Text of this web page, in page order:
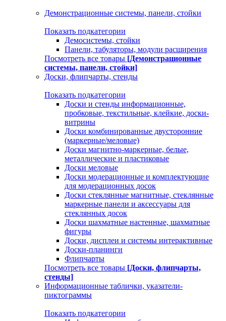
Демонстрационные системы, панели, стойки
Показать подкатегории
Демосистемы, стойки
Панели, табуляторы, модули расширения
Посмотреть все товары [Демонстрационные
системы, панели, стойки]
Доски, флипчарты, стенды
Показать подкатегории
Доски и стенды информационные,
пробковые, текстильные, клейкие, доски-
витрины
Доски комбинированные двусторонние
(маркерные/меловые)
Доски магнитно-маркерные, белые,
металлические и пластиковые
Доски меловые
Доски модерационные и комплектующие
для модерационных досок
Доски стеклянные магнитные, стеклянные
маркерные панели и аксессуары для
стеклянных досок
Доски шахматные настенные, шахматные
фигуры
Доски, дисплеи и системы интерактивные
Доски-планинги
Флипчарты
Посмотреть все товары [Доски, флипчарты,
стенды]
Информационные таблички, указатели-
пиктограммы
Показать подкатегории